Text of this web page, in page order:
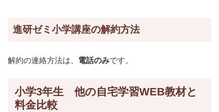
進研ゼミ小学講座の解約方法
解約の連絡方法は、 電話のみです。
小学3年生 他の自宅学習WEB教材と
料金比較